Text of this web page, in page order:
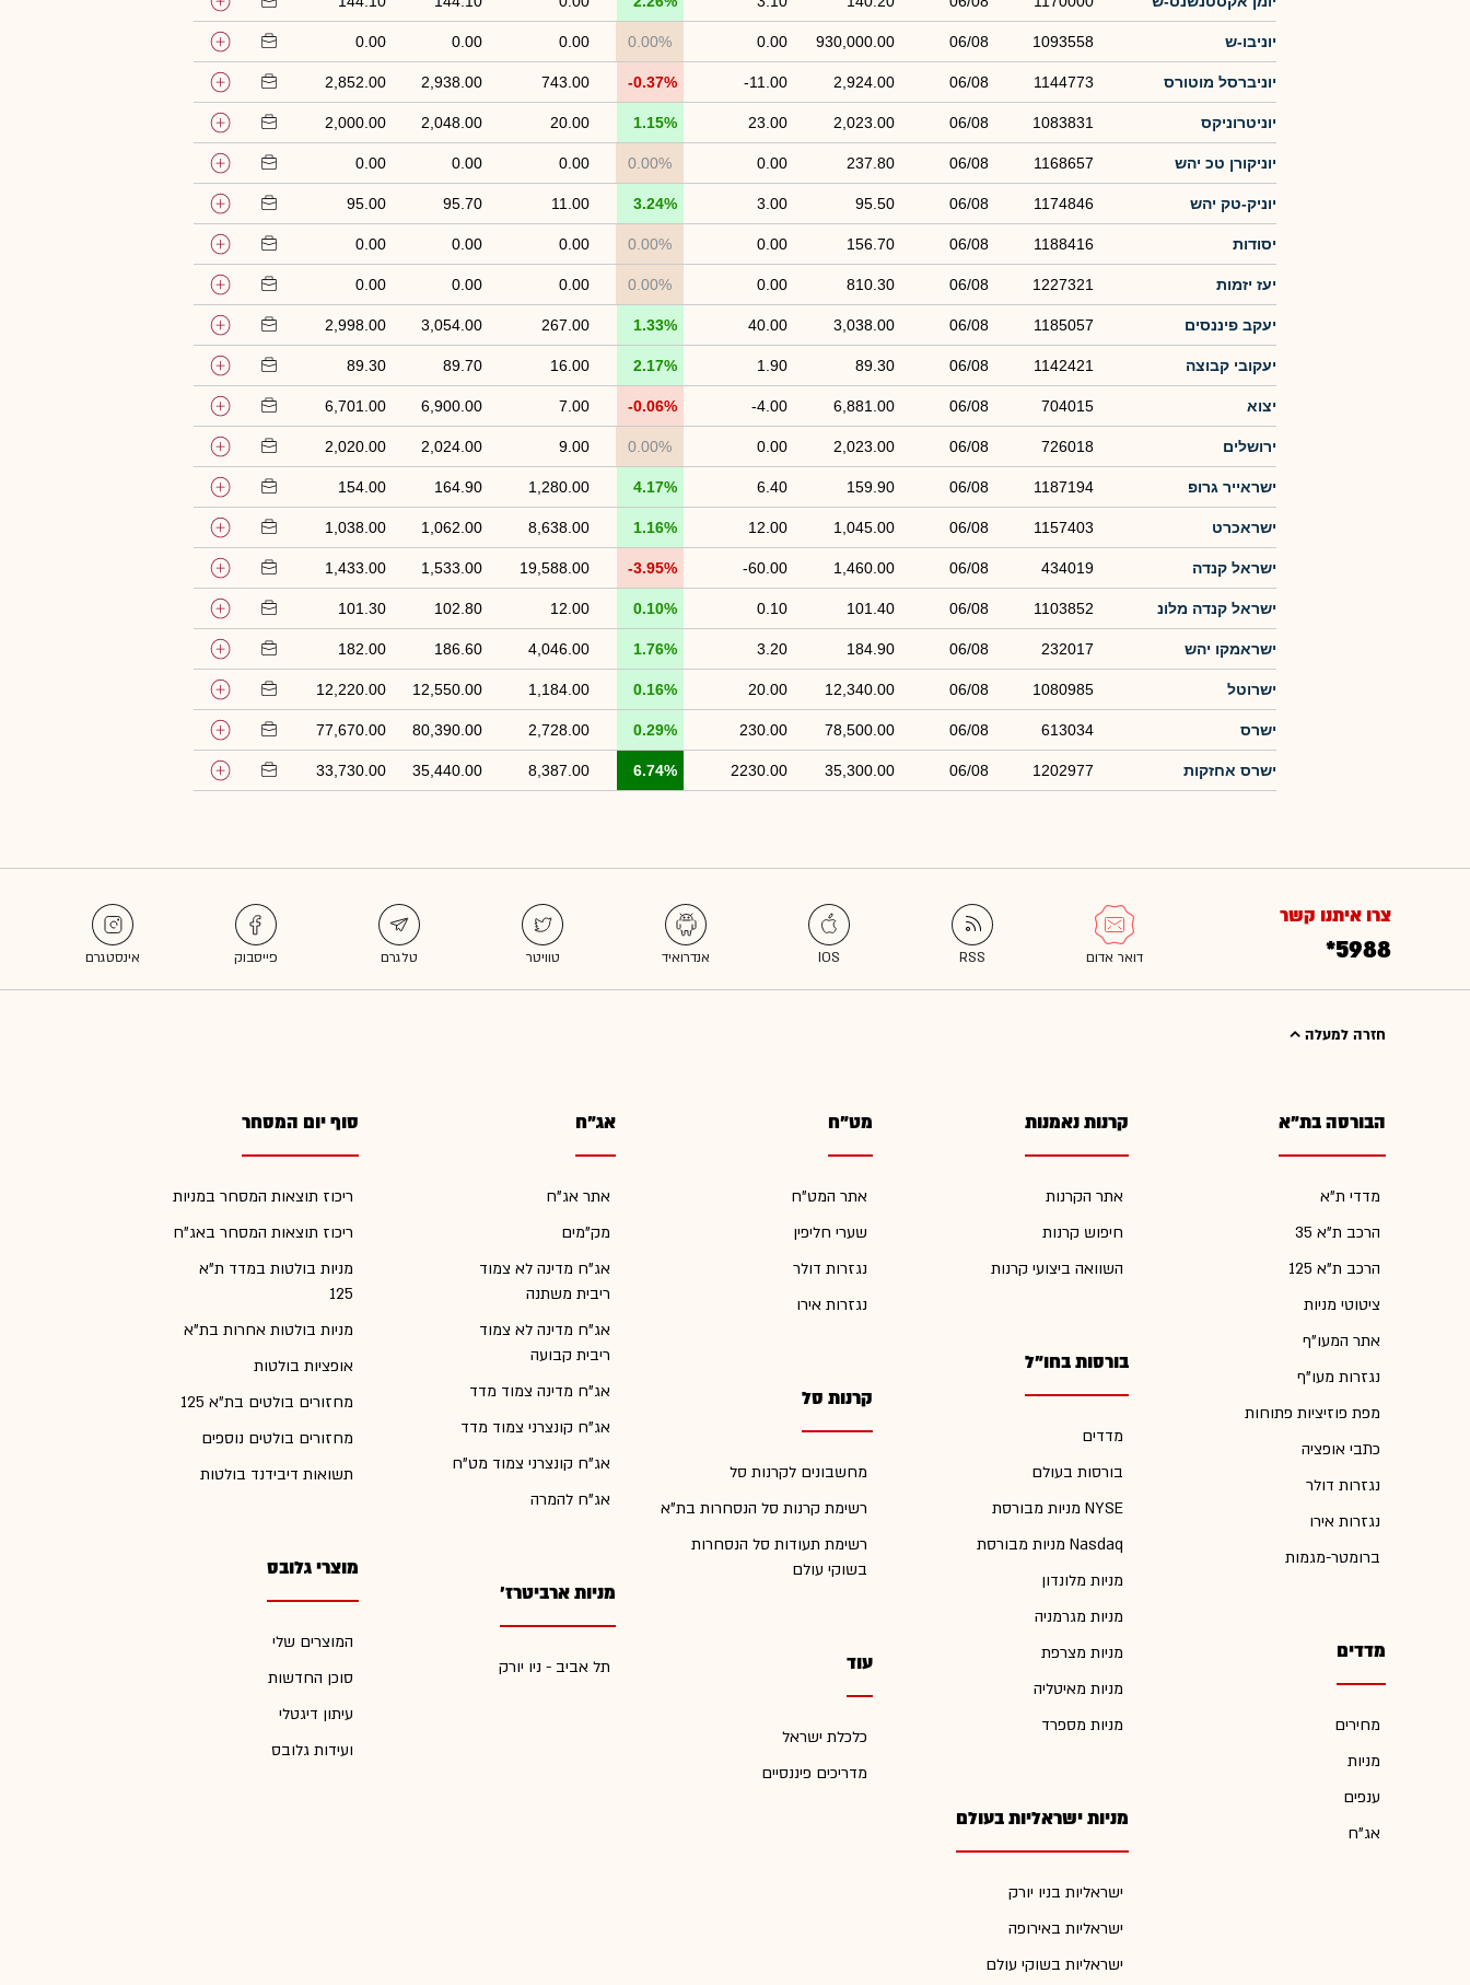
יוניבו-ש 1093558
06/08
930,000.00
0.00
0.00%
0.00
0.00
0.00
יוניברסל מוטורס 1144773
06/08
2,924.00
-11.00
-0.37%
743.00
2,938.00
2,852.00
יוניטרוניקס 1083831
06/08
2,023.00
23.00
1.15%
20.00
2,048.00
2,000.00
יוניקורן טכ יהש 1168657
06/08
237.80
0.00
0.00%
0.00
0.00
0.00
יוניק-טק יהש 1174846
06/08
95.50
3.00
3.24%
11.00
95.70
95.00
יסודות 1188416
06/08
156.70
0.00
0.00%
0.00
0.00
0.00
יעז יזמות 1227321
06/08
810.30
0.00
0.00%
0.00
0.00
0.00
יעקב פיננסים 1185057
06/08
3,038.00
40.00
1.33%
267.00
3,054.00
2,998.00
יעקובי קבוצה 1142421
06/08
89.30
1.90
2.17%
16.00
89.70
89.30
יצוא 704015
06/08
6,881.00
-4.00
-0.06%
7.00
6,900.00
6,701.00
ירושלים 726018
06/08
2,023.00
0.00
0.00%
9.00
2,024.00
2,020.00
ישראייר גרופ 1187194
06/08
159.90
6.40
4.17%
1,280.00
164.90
154.00
ישראכרט 1157403
06/08
1,045.00
12.00
1.16%
8,638.00
1,062.00
1,038.00
ישראל קנדה 434019
06/08
1,460.00
-60.00
-3.95%
19,588.00
1,533.00
1,433.00
ישראל קנדה מלונ 1103852
06/08
101.40
0.10
0.10%
12.00
102.80
101.30
ישראמקו יהש 232017
06/08
184.90
3.20
1.76%
4,046.00
186.60
182.00
ישרוטל 1080985
06/08
12,340.00
20.00
0.16%
1,184.00
12,550.00
12,220.00
ישרס 613034
06/08
78,500.00
230.00
0.29%
2,728.00
80,390.00
77,670.00
ישרס אחזקות 1202977
06/08
35,300.00
2230.00
6.74%
8,387.00
35,440.00
33,730.00
צרו איתנו קשר
*5988
חזרה למעלה
הבורסה בת"א
מדדי ת"א
הרכב ת"א 35
הרכב ת"א 125
ציטוטי מניות
אתר המעו"ף
נגזרות מעו"ף
מפת פוזיציות פתוחות
כתבי אופציה
נגזרות דולר
נגזרות אירו
ברומטר-מגמות
מדדים
מחירים
מניות
ענפים
אג"ח
קרנות נאמנות
אתר הקרנות
חיפוש קרנות
השוואה ביצועי קרנות
בורסות בחו"ל
מדדים
בורסות בעולם
מניות מבורסת NYSE
מניות מבורסת Nasdaq
מניות מלונדון
מניות מגרמניה
מניות מצרפת
מניות מאיטליה
מניות מספרד
מניות ישראליות בעולם
ישראליות בניו יורק
ישראליות באירופה
ישראליות בשוקי עולם
מט"ח
אתר המט"ח
שערי חליפין
נגזרות דולר
נגזרות אירו
קרנות סל
מחשבונים לקרנות סל
רשימת קרנות סל הנסחרות בת"א
רשימת תעודות סל הנסחרות
בשוקי עולם
עוד
כלכלת ישראל
מדריכים פיננסיים
אג"ח
אתר אג"ח
מק"מים
אג"ח מדינה לא צמוד
ריבית משתנה
אג"ח מדינה לא צמוד
ריבית קבועה
אג"ח מדינה צמוד מדד
אג"ח קונצרני צמוד מדד
אג"ח קונצרני צמוד מט"ח
אג"ח להמרה
מניות ארביטרז'
תל אביב - ניו יורק
סוף יום המסחר
ריכוז תוצאות המסחר במניות
ריכוז תוצאות המסחר באג"ח
מניות בולטות במדד ת"א
125
מניות בולטות אחרות בת"א
אופציות בולטות
מחזורים בולטים בת"א 125
מחזורים בולטים נוספים
תשואות דיבידנד בולטות
מוצרי גלובס
המוצרים שלי
סוכן החדשות
עיתון דיגטלי
ועידות גלובס